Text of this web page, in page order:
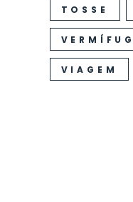
TOSSE
VIAGEM